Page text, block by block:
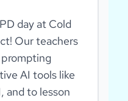
day at Cold
Our teachers
AI tools like
and to lesson